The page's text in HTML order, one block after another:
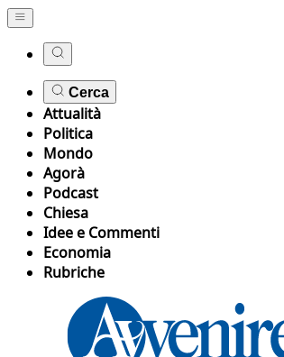
Cerca
Attualità
Politica
Mondo
Agorà
Podcast
Chiesa
Idee e Commenti
Economia
Rubriche